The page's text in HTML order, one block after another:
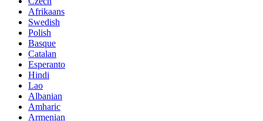
Afrikaans
Swedish
Polish
Basque
Catalan
Esperanto
Hindi
Lao
Albanian
Amharic
Armenian